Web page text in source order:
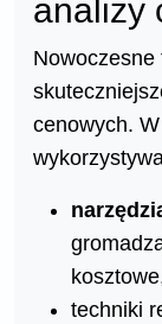
analizy
cenowych.
techniki